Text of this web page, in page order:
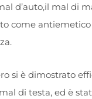
d’auto,il mal di
come
si è dimostrato
di testa, ed è